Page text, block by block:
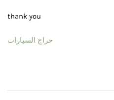
thank you
حراج السيارات